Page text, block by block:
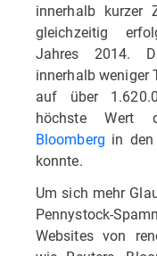
innerhalb kurzer
gleichzeitig
Jahres 2014.
innerhalb weniger
auf über
höchste Wert
Bloomberg in
konnte.
Um sich mehr
Pennystock-
Websites von